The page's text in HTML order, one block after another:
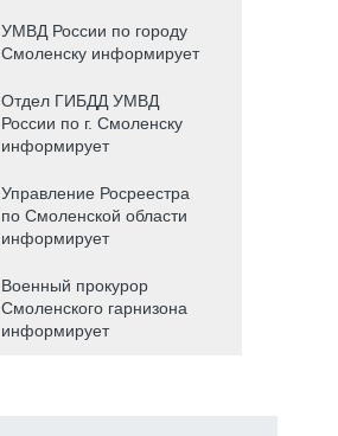
УМВД России по городу
Смоленску информирует
Отдел ГИБДД УМВД
России по г. Смоленску
информирует
Управление Росреестра
по Смоленской области
информирует
Военный прокурор
Смоленского гарнизона
информирует